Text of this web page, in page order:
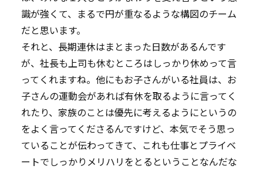
識が強くて、まるで円が重なるような構図のチーム
だと思います。
それと、長期連休はまとまった日数があるんです
が、社長も上司も休むところはしっかり休めって言
ってくれますね。他にもお子さんがいる社員は、お
子さんの運動会があれば有休を取るように言ってく
れたり、家族のことは優先に考えるようにというの
をよく言ってくださるんですけど、本気でそう思っ
ていることが伝わってきて、これも仕事とプライベ
ートでしっかりメリハリをとるということなんだな